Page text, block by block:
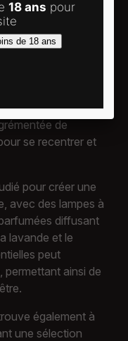
douces et
et de confort.
de
se recentrer et
pour créer une
avec des lampes à
diffusant
lavande et le
peut
permettant ainsi de
également à
une sélection